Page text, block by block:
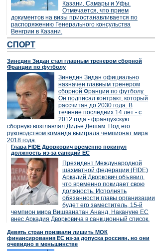
Казани, Самары и Уфы.
Отмечается, что прием
документов на визы приостанавливается по
распоряжению Генерального консульства
Венгрии в Казани.
СПОРТ
Зинедин Зидан стал главным тренером сборной
Франции по футболу
Зинедин Зидан официально
назначен главным тренером
сборной Франции по футболу.
Он подписал контракт, который
рассчитан до 2030 года. В
течение последних 14 лет - с
2012 года - французскую
сборную возглавлял Дидье Дешам. Под его
руководством команда выиграла чемпионат мира
2018 года.
Глава FIDE Дворкович временно покинул
должность из-за санкций ЕС
Президент Международной
шахматной федерации (FIDE)
Аркадий Дворкович объявил,
что временно покидает свою
должность. Исполнять
обязанности главы организации
будет его заместитель, 15-й
чемпион мира Вишванатан Ананд. Накануне ЕС
внес Аркадия Дворковича в санкционный список.
Девять стран призвали лишить МОК
финансирования ЕС из-за допуска россиян, но они
очевидно в меньшинстве